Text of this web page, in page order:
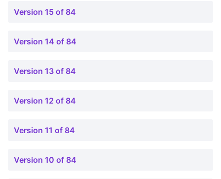
Version 15 of 84
Version 14 of 84
Version 13 of 84
Version 12 of 84
Version 11 of 84
Version 10 of 84